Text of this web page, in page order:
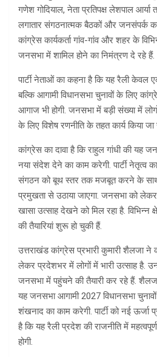
गणेश गोदियाल, नेता प्रतिपक्ष लेशपाल आर्या
लगातार संगठनात्मक बैठकों और जनसंपर्क
कांग्रेस कार्यकर्ता गांव-गांव और शहर के
जनसभा में शामिल होने का निमंत्रण दे रहे हैं.
पार्टी नेताओं का कहना है कि यह रैली केवल
बल्कि आगामी विधानसभा चुनावों के लिए
आगाज भी होगी. जनसभा में बड़ी संख्या में
के लिए विशेष रणनीति के तहत कार्य किया जा
कांग्रेस का दावा है कि राहुल गांधी की यह
नया संदेश देने का काम करेगी. पार्टी नेतृत्व
संगठन को बूथ स्तर तक मजबूत करने के
प्रमुखता से उठाया जाएगा. जनसभा को
खासा उत्साह देखने को मिल रहा है. विभिन्न
की तैयारियां शुरू हो चुकी हैं.
उत्तराखंड कांग्रेस प्रभारी कुमारी शैलजा ने
लेकर प्रदेशभर में लोगों में भारी उत्साह है.
जनसभा में पहुंचने की तैयारी कर रहे हैं.
यह जनसभा आगामी 2027 विधानसभा
शंखनाद का काम करेगी. पार्टी को नई ऊर्जा
है कि यह रैली प्रदेश की राजनीति में
होगी.